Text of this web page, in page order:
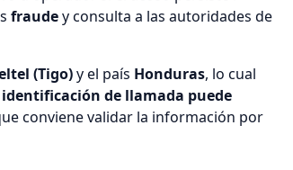
fraudey consulta a las autoridades de
(Tigo)y el país Honduras, lo cual
identificación de llamada puede
conviene validar la información por